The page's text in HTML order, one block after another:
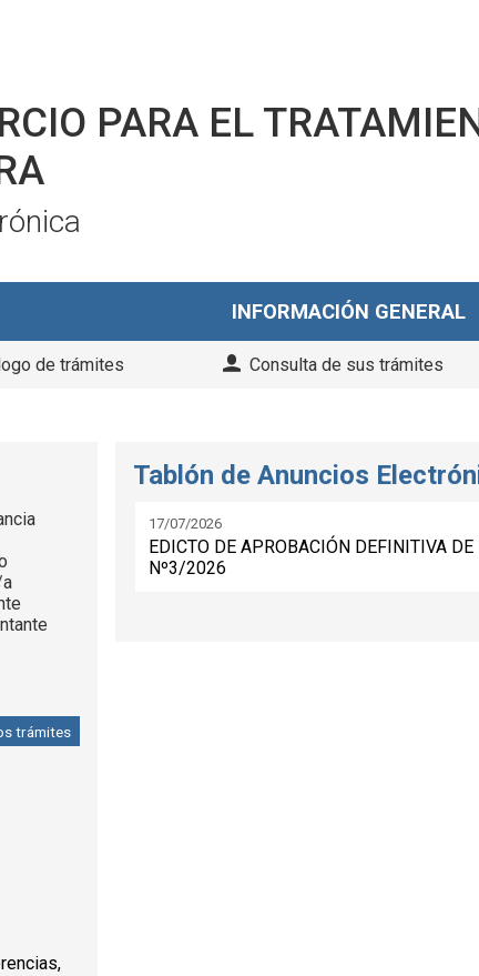
PARA EL
INFORMACIÓN GENERAL
de trámites Consulta de sus trámites
trámites
Tablón de Anuncios
17/07/2026
EDICTO DE APROBACIÓN DEFINITIVA
Nº3/2026